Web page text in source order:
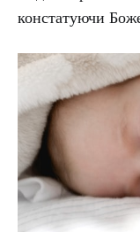
констатуючи